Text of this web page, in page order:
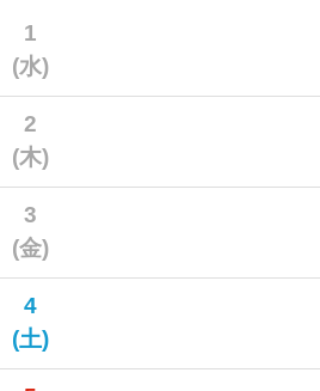
1
(水)
2
(木)
3
(金)
4
(土)